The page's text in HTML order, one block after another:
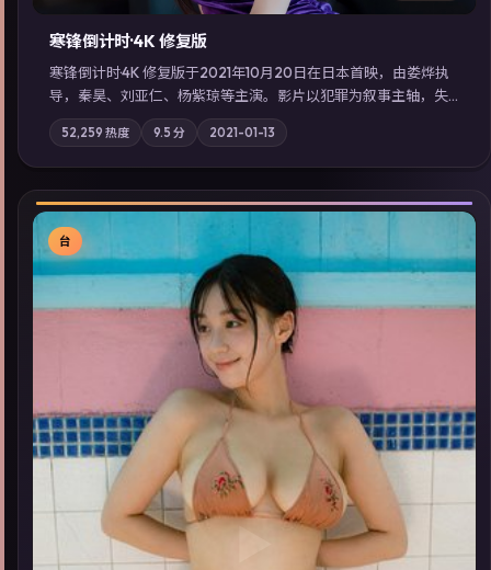
寒锋倒计时·4K 修复版
寒锋倒计时·4K 修复版于2021年10月20日在日本首映，由娄烨执
导，秦昊、刘亚仁、杨紫琼等主演。影片以犯罪为叙事主轴，失
踪人口档案牵出跨国灰色产业链；摄影与配乐强化地域气质；站
内亦可通过「国产免费观看高清电视剧在线看」延展检索同类型
高分佳作，畅享高清在线追剧体验。
52,259 热度 9.5 分 2021-01-13
▶
台